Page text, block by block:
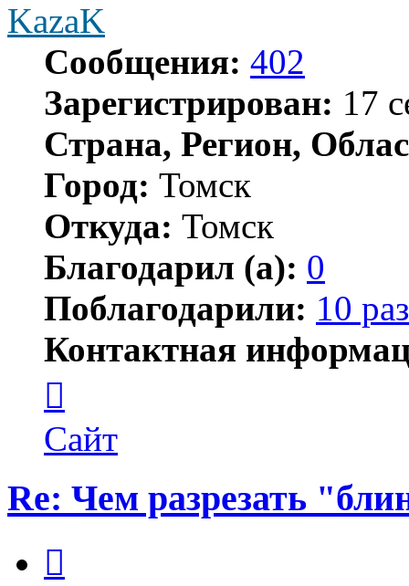
KazaK
Сообщения: 402
Зарегистрирован: 17
Страна, Регион,
Город: Томск
Откуда: Томск
Благодарил (а): 0
Поблагодарили: 10 раз
Контактная
пользователя
KazaK
Сайт
Re: Чем разрезать